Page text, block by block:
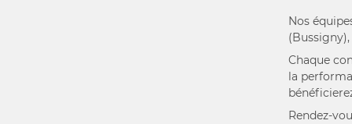
Nos
Chaque
la
Rendez-